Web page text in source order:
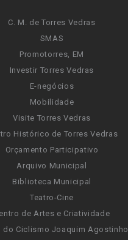
C. M. de Torres Vedras
SMAS
Promotorres, EM
Investir Torres Vedras
E-negócios
Mobilidade
Visite Torres Vedras
Histórico de Torres Vedras
Orçamento Participativo
Arquivo Municipal
Biblioteca Municipal
Teatro-Cine
de Artes e Criatividade
do Ciclismo Joaquim Agostinho